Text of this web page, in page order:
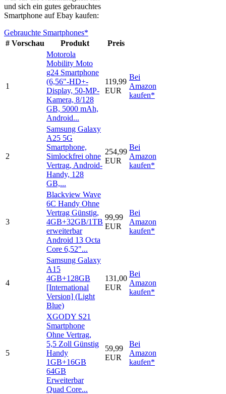
und sich ein gutes gebrauchtes
Smartphone auf Ebay kaufen:
Gebrauchte Smartphones*
# Vorschau Produkt Preis
1
Motorola
Mobility Moto
g24 Smartphone
(6,56"-HD+-
Display, 50-MP-
Kamera, 8/128
GB, 5000 mAh,
Android...
119,99
EUR
Bei
Amazon
kaufen*
2
Samsung Galaxy
A25 5G
Smartphone,
Simlockfrei ohne
Vertrag, Android-
Handy, 128
GB,...
254,99
EUR
Bei
Amazon
kaufen*
3
Blackview Wave
6C Handy Ohne
Vertrag Günstig,
4GB+32GB/1TB
erweiterbar
Android 13 Octa
Core 6,52"...
99,99
EUR
Bei
Amazon
kaufen*
4
Samsung Galaxy
A15
4GB+128GB
[International
Version] (Light
Blue)
131,00
EUR
Bei
Amazon
kaufen*
5
XGODY S21
Smartphone
Ohne Vertrag,
5,5 Zoll Günstig
Handy
1GB+16GB
64GB
Erweiterbar
Quad Core...
59,99
EUR
Bei
Amazon
kaufen*